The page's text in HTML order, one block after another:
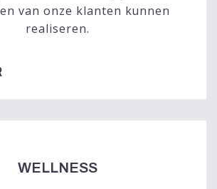
van onze klanten kunnen
realiseren.
WELLNESS